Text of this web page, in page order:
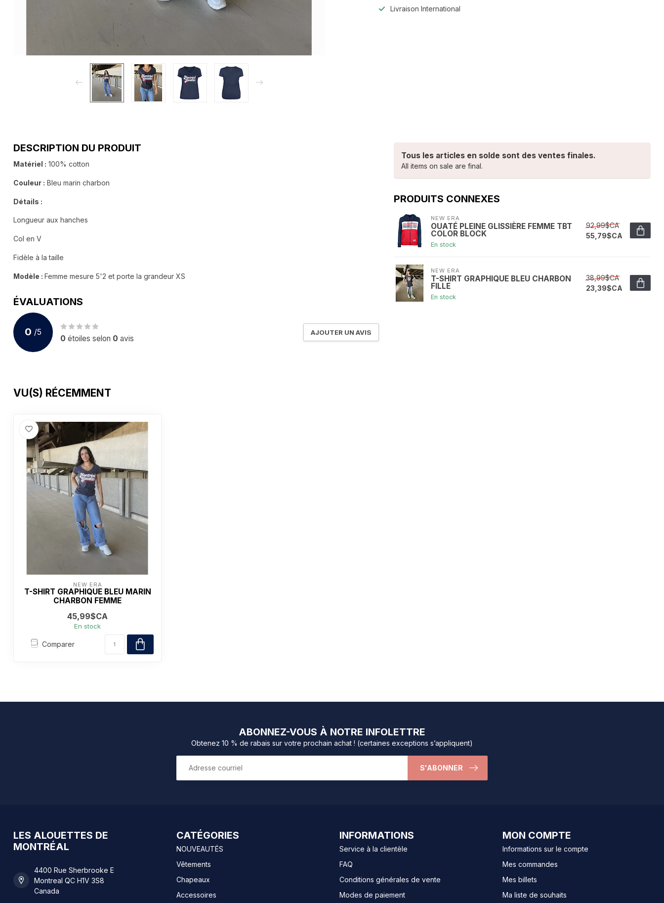
Livraison International
DESCRIPTION DU PRODUIT
Matériel : 100% cotton
Couleur : Bleu marin charbon
Détails :
Longueur aux hanches
Col en V
Fidèle à la taille
Modèle : Femme mesure 5'2 et porte la grandeur XS
ÉVALUATIONS
0 /5
0 étoiles selon 0 avis
AJOUTER UN AVIS
Tous les articles en solde sont des ventes finales.
All items on sale are final.
PRODUITS CONNEXES
NEW ERA
OUATÉ PLEINE GLISSIÈRE FEMME TBT
COLOR BLOCK
En stock
92,99$CA
55,79$CA
NEW ERA
T-SHIRT GRAPHIQUE BLEU CHARBON
FILLE
En stock
38,99$CA
23,39$CA
VU(S) RÉCEMMENT
NEW ERA
T-SHIRT GRAPHIQUE BLEU MARIN
CHARBON FEMME
45,99$CA
En stock
Comparer
ABONNEZ-VOUS À NOTRE INFOLETTRE
Obtenez 10 % de rabais sur votre prochain achat ! (certaines exceptions s’appliquent)
S'ABONNER
LES ALOUETTES DE
MONTRÉAL
4400 Rue Sherbrooke E
Montreal QC H1V 3S8
Canada
CATÉGORIES
NOUVEAUTÉS
Vêtements
Chapeaux
Accessoires
INFORMATIONS
Service à la clientèle
FAQ
Conditions générales de vente
Modes de paiement
MON COMPTE
Informations sur le compte
Mes commandes
Mes billets
Ma liste de souhaits